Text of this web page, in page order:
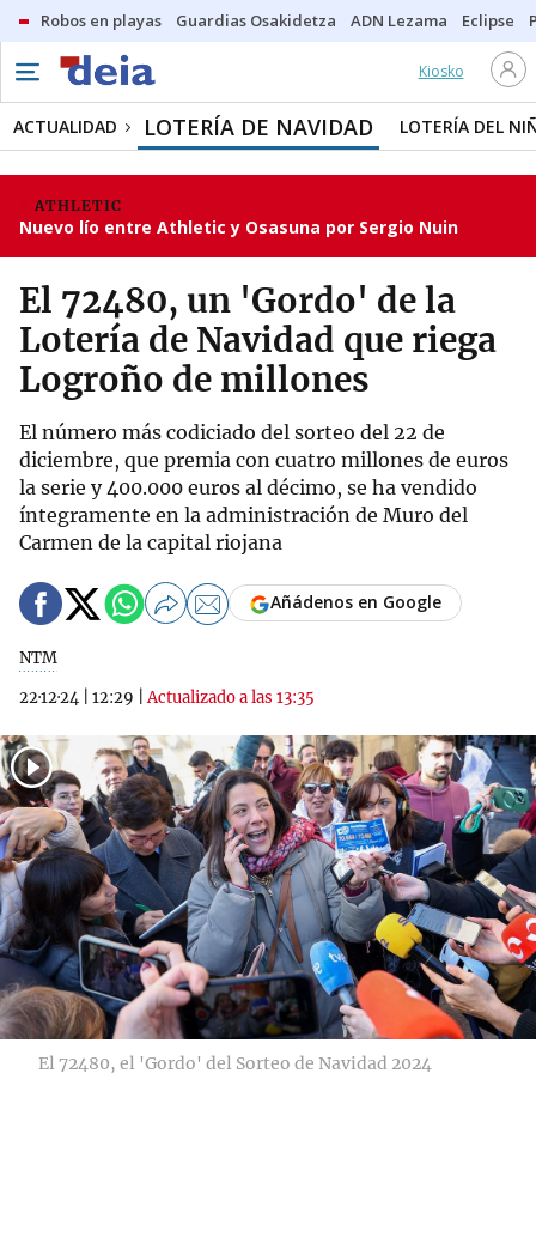
Robos en playas Guardias Osakidetza ADN Lezama Eclipse
Kiosko
ACTUALIDAD LOTERÍA DE NAVIDAD LOTERÍA DEL
ATHLETIC
Nuevo lío entre Athletic y Osasuna por Sergio Nuin
El 72480, un 'Gordo' de la
Lotería de Navidad que riega
Logroño de millones
El número más codiciado del sorteo del 22 de
diciembre, que premia con cuatro millones de euros
la serie y 400.000 euros al décimo, se ha vendido
íntegramente en la administración de Muro del
Carmen de la capital riojana
NTM
22·12·24
12:29 |Actualizado a las 13:35
Añádenos en Google
El 72480, el 'Gordo' del Sorteo de Navidad 2024